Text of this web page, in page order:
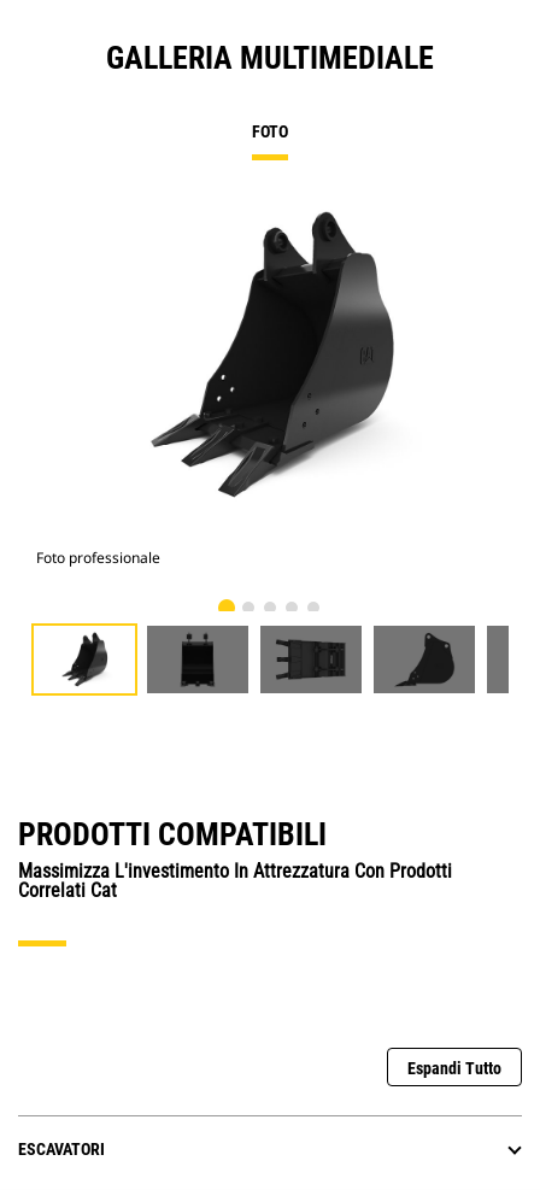
GALLERIA MULTIMEDIALE
FOTO
Foto professionale
PRODOTTI COMPATIBILI
Massimizza L'investimento In Attrezzatura Con Prodotti
Correlati Cat
Espandi Tutto
ESCAVATORI